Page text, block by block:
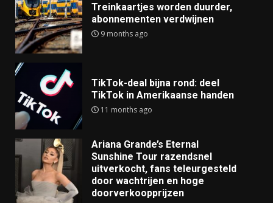
Treinkaartjes worden duurder,
abonnementen verdwijnen
9 months ago
TikTok-deal bijna rond: deel
TikTok in Amerikaanse handen
11 months ago
Ariana Grande’s Eternal
Sunshine Tour razendsnel
uitverkocht, fans teleurgesteld
door wachtrijen en hoge
doorverkoopprijzen